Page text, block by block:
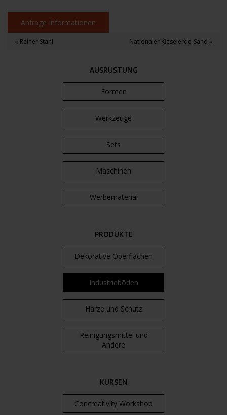
AUSRÜSTUNG
Formen
Werkzeuge
Sets
Maschinen
Werbematerial
PRODUKTE
Dekorative Oberflächen
Industrieböden
Harze und Schutz
Reinigungsmittel und
Andere
KURSEN
Concreativity Workshop
Anfrage Informationen
« Reiner Stahl Nationaler Kieselerde-Sand »